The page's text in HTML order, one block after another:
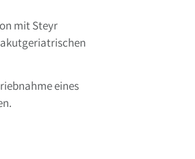
mit Steyr
eines